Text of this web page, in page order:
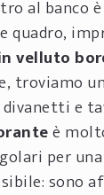
al banco
quadro,
velluto
troviamo
e
è
per
sono